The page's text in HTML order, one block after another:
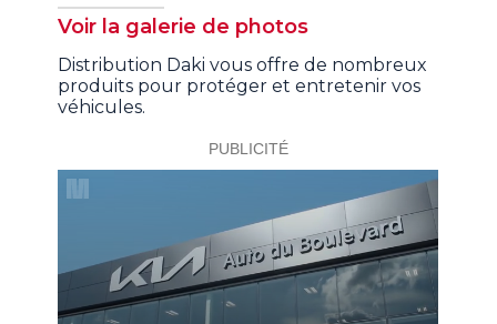
Voir la galerie de photos
Distribution Daki vous offre de nombreux
produits pour protéger et entretenir vos
véhicules.